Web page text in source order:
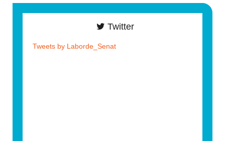
Twitter
Tweets by Laborde_Senat